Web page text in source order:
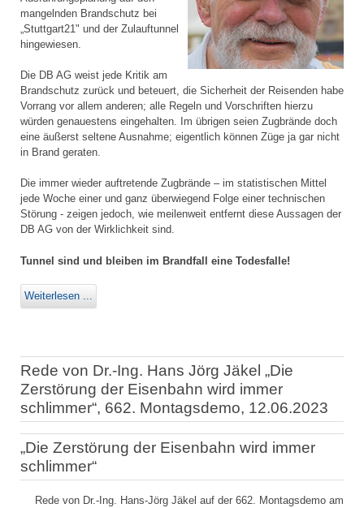
mangelnden Brandschutz bei
„Stuttgart21" und der Zulauftunnel
hingewiesen.
Die DB AG weist jede Kritik am
Brandschutz zurück und beteuert, die Sicherheit der Reisenden habe
Vorrang vor allem anderen; alle Regeln und Vorschriften hierzu
würden genauestens eingehalten. Im übrigen seien Zugbrände doch
eine äußerst seltene Ausnahme; eigentlich können Züge ja gar nicht
in Brand geraten.
Die immer wieder auftretende Zugbrände – im statistischen Mittel
jede Woche einer und ganz überwiegend Folge einer technischen
Störung - zeigen jedoch, wie meilenweit entfernt diese Aussagen der
DB AG von der Wirklichkeit sind.
Tunnel sind und bleiben im Brandfall eine Todesfalle!
Weiterlesen ...
Rede von Dr.-Ing. Hans Jörg Jäkel „Die
Zerstörung der Eisenbahn wird immer
schlimmer“, 662. Montagsdemo, 12.06.2023
„Die Zerstörung der Eisenbahn wird immer
schlimmer“
Rede von Dr.-Ing. Hans-Jörg Jäkel auf der 662. Montagsdemo am